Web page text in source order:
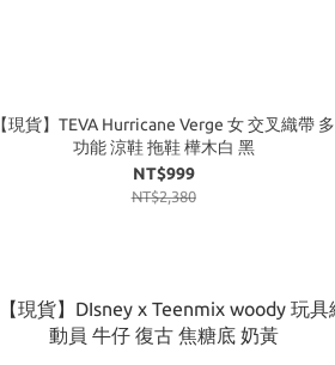
【現貨】TEVA Hurricane Verge 女 交叉織帶 多
功能 涼鞋 拖鞋 樺木白 黑
NT$999
NT$2,380